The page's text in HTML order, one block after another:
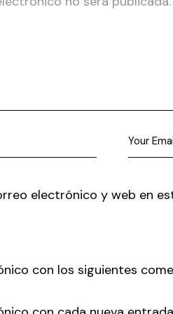
electrónico y web en
con los siguientes